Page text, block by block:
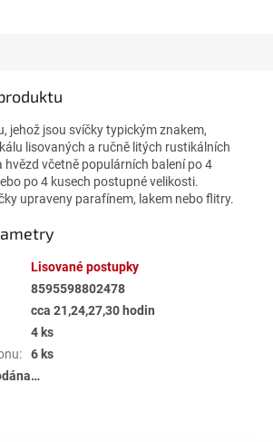
jehož jsou svíčky typickým znakem,
lisovaných a ručně litých rustikálních
hvězd včetně populárních balení po 4
po 4 kusech postupné velikosti.
upraveny parafínem, lakem nebo flitry.
Lisované postupky
8595598802478
cca 21,24,27,30 hodin
4 ks
:
6 ks